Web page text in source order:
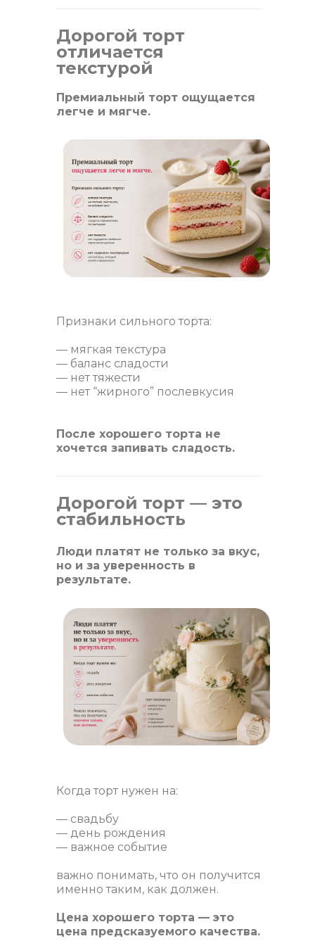
Дорогой торт
отличается
текстурой
Премиальный торт ощущается
легче и мягче.
Признаки сильного торта:
— мягкая текстура
— баланс сладости
— нет тяжести
— нет “жирного” послевкусия
После хорошего торта не
хочется запивать сладость.
Дорогой торт — это
стабильность
Люди платят не только за вкус,
но и за уверенность в
результате.
Когда торт нужен на:
— свадьбу
— день рождения
— важное событие
важно понимать, что он получится
именно таким, как должен.
Цена хорошего торта — это
цена предсказуемого качества.